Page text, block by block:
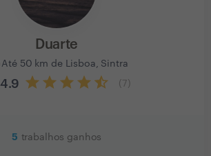
Duarte
Até 50 km de Lisboa, Sintra
4.9 7
5 trabalhos ganhos